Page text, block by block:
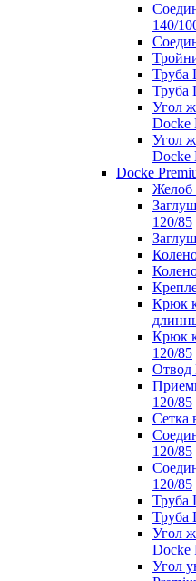
140/
Труба
Труба
Угол
Docke
Угол
Docke
Docke
Желоб
120/85
Крюк
Крюк
120/85
Отвод
120/85
Сетка
120/85
120/85
Труба
Труба
Угол
Docke
Угол